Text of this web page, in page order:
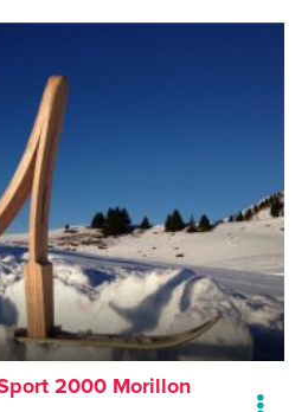
2000 Morillon